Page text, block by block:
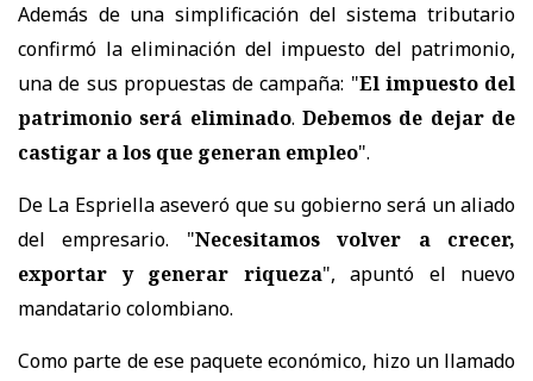
Además de una simplificación del sistema tributario
confirmó la eliminación del impuesto del patrimonio,
una de sus propuestas de campaña: "El impuesto del
patrimonio será eliminado.Debemos de dejar de
castigar a los que generan empleo".
De La Espriella aseveró que su gobierno será un aliado
del empresario. "Necesitamos volver a crecer,
exportar y generar riqueza", apuntó el nuevo
mandatario colombiano.
Como parte de ese paquete económico, hizo un llamado